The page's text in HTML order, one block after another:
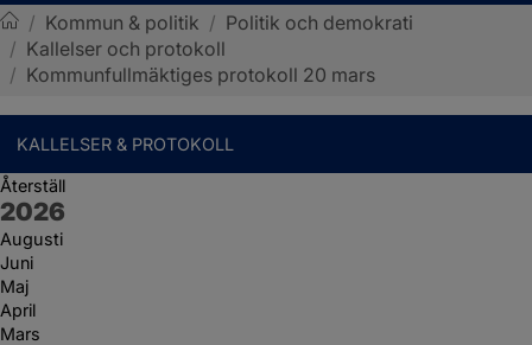
Sotenäs kommun
/ Kommun & politik / Politik och demokrati
/ Kallelser och protokoll
/ Kommunfullmäktiges protokoll 20 mars
KALLELSER & PROTOKOLL
Återställ
År:
2026
Augusti
Juni
Maj
April
Mars